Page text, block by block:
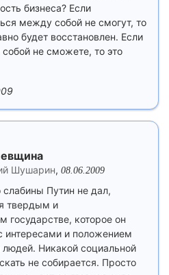
бизнеса? Если
между собой не смогут, то
будет восстановлен. Если
не сможете, то это
Шушарин, 08.06.2009
слабины Путин не дал,
твердым и
государстве, которое он
интересами и положением
людей. Никакой социальной
не собирается. Просто